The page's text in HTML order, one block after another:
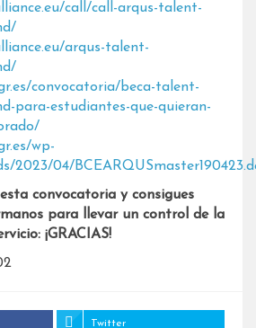
call/call-arqus-talent-
arqus-talent-
convocatoria/beca-talent-
para-estudiantes-que-quieran-
wp-
2023/04/
convocatoria y consigues
para llevar un control de la
¡GRACIAS!
Twitter